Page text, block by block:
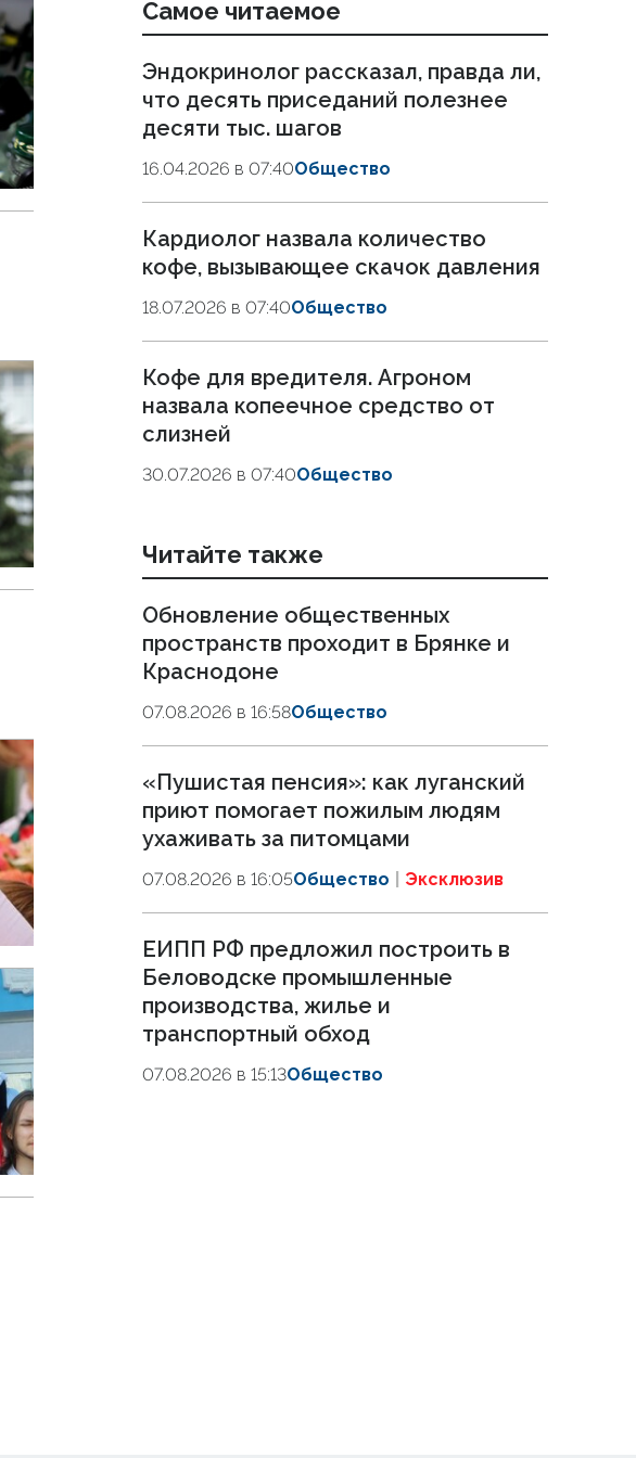
Самое читаемое
Эндокринолог рассказал, правда ли,
что десять приседаний полезнее
десяти тыс. шагов
16.04.2026 в 07:40Общество
Кардиолог назвала количество
кофе, вызывающее скачок давления
18.07.2026 в 07:40Общество
Кофе для вредителя. Агроном
назвала копеечное средство от
слизней
30.07.2026 в 07:40Общество
Читайте также
Обновление общественных
пространств проходит в Брянке и
Краснодоне
07.08.2026 в 16:58Общество
«Пушистая пенсия»: как луганский
приют помогает пожилым людям
ухаживать за питомцами
07.08.2026 в 16:05Общество Эксклюзив
ЕИПП РФ предложил построить в
Беловодске промышленные
производства, жилье и
транспортный обход
07.08.2026 в 15:13Общество